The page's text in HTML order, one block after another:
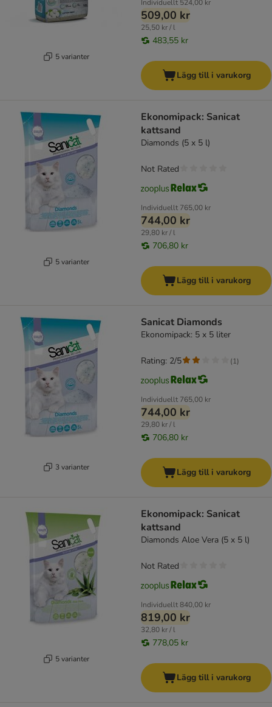
5 varianter
Individuellt 524,00 kr
509,00 kr
25,50 kr / l
483,55 kr
Lägg till i varukorg
5 varianter
Ekonomipack: Sanicat
kattsand
Diamonds (5 x 5 l)
Individuellt 765,00 kr
744,00 kr
29,80 kr / l
706,80 kr
Not Rated
Lägg till i varukorg
3 varianter
Sanicat Diamonds
Ekonomipack: 5 x 5 liter
Individuellt 765,00 kr
744,00 kr
29,80 kr / l
706,80 kr
Rating: 2/5 (1)
Lägg till i varukorg
5 varianter
Ekonomipack: Sanicat
kattsand
Diamonds Aloe Vera (5 x 5 l)
Individuellt840,00 kr
819,00 kr
32,80 kr / l
778,05 kr
Not Rated
Lägg till i varukorg